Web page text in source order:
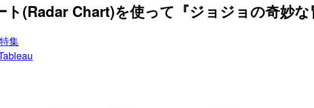
(Radar Chart)を使って『ジョジョの奇妙
集